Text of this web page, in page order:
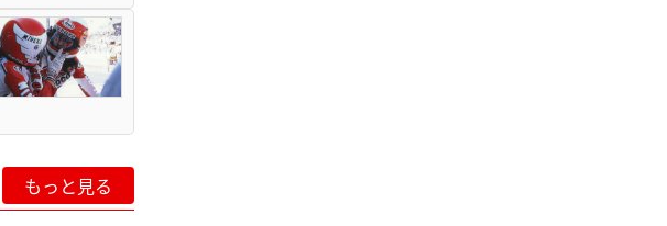
もっと見る